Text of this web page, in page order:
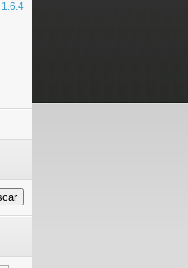
1.6.4